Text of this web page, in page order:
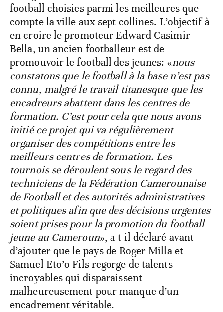
football choisies parmi les meilleures que
compte la ville aux sept collines. L’objectif à
en croire le promoteur Edward Casimir
Bella, un ancien footballeur est de
promouvoir le football des jeunes: «nous
constatons que le football à la base n’est pas
connu, malgré le travail titanesque que les
encadreurs abattent dans les centres de
formation. C’est pour cela que nous avons
initié ce projet qui va régulièrement
organiser des compétitions entre les
meilleurs centres de formation. Les
tournois se déroulent sous le regard des
techniciens de la Fédération Camerounaise
de Football et des autorités administratives
et politiques afin que des décisions urgentes
soient prises pour la promotion du football
jeune au Cameroun», a-t-il déclaré avant
d’ajouter que le pays de Roger Milla et
Samuel Eto’o Fils regorge de talents
incroyables qui disparaissent
malheureusement pour manque d’un
encadrement véritable.